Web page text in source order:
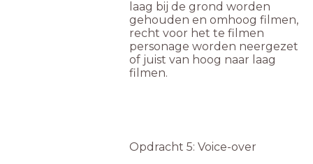
laag bij de grond worden
gehouden en omhoog filmen,
recht voor het te filmen
personage worden neergezet
of juist van hoog naar laag
filmen.
Opdracht 5: Voice-over